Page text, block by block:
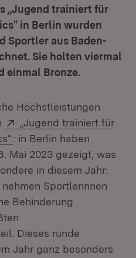
„Jugend trainiert für
in Berlin wurden
Sportler aus Baden-
Sie holten viermal
einmal Bronze.
Höchstleistungen
Extern:
„Jugend trainiert für
(Öffnet in neuem Fenster)
: in Berlin haben
Mai 2023 gezeigt, was
in diesem Jahr:
Sportlerinnen
Behinderung
Dieses runde
Jahr ganz besonders